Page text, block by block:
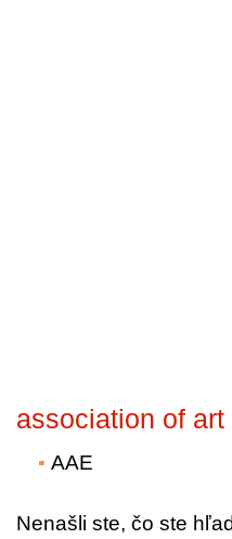
association of
AAE
Nenašli ste, čo ste